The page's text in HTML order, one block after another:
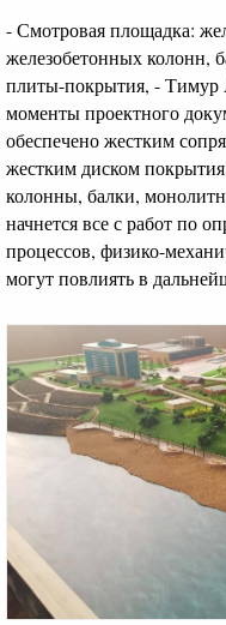
- Смотровая площадка:
железобетонных колонн,
плиты-покрытия, - Тимур
моменты проектного
обеспечено жестким
жестким диском
колонны, балки,
начнется все с работ по
процессов, физико-
могут повлиять в